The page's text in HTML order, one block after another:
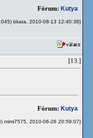
Fórum: Kutya
bkata, 2010-08-13 12:40:38]
[13.]
Fórum: Kutya
mimi7575, 2010-06-26 20:59:07]